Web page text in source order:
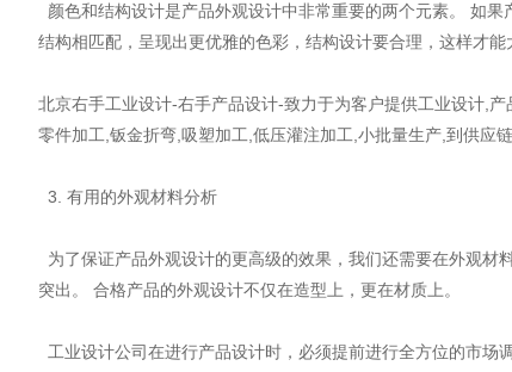
颜色和结构设计是产品外观设计中非常重要的两个元素。 如
结构相匹配，呈现出更优雅的色彩，结构设计要合理，这样才能
北京右手工业设计-右手产品设计-致力于为客户提供工业设计,
零件加工,钣金折弯,吸塑加工,低压灌注加工,小批量生产,到供应
3. 有用的外观材料分析
为了保证产品外观设计的更高级的效果，我们还需要在外观
突出。 合格产品的外观设计不仅在造型上，更在材质上。
工业设计公司在进行产品设计时，必须提前进行全方位的市场